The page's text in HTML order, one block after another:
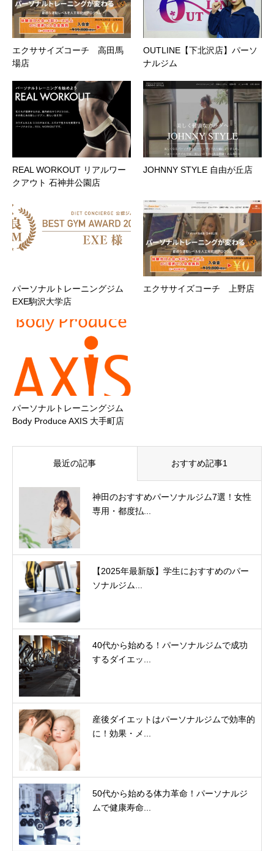
エクササイズコーチ 高田馬
場店
OUTLINE【下北沢店】パーソ
ナルジム
REAL WORKOUT リアルワー
クアウト 石神井公園店
JOHNNY STYLE 自由が丘店
パーソナルトレーニングジム
EXE駒沢大学店
エクササイズコーチ 上野店
パーソナルトレーニングジム
Body Produce AXIS 大手町店
最近の記事 おすすめ記事1
神田のおすすめパーソナルジム7選！女性
専用・都度払...
【2025年最新版】学生におすすめのパー
ソナルジム...
40代から始める！パーソナルジムで成功
するダイエッ...
産後ダイエットはパーソナルジムで効率的
に！効果・メ...
50代から始める体力革命！パーソナルジ
ムで健康寿命...